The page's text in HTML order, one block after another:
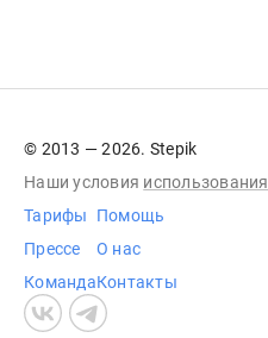
© 2013 — 2026. Stepik
Наши условия использования
Тарифы
Прессе
Команда
Помощь
О нас
Контакты